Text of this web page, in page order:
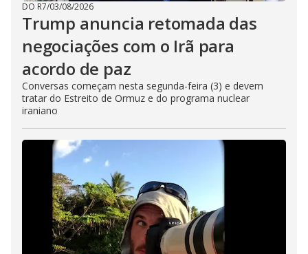
DO R7/03/08/2026
Trump anuncia retomada das
negociações com o Irã para
acordo de paz
Conversas começam nesta segunda-feira (3) e devem
tratar do Estreito de Ormuz e do programa nuclear
iraniano